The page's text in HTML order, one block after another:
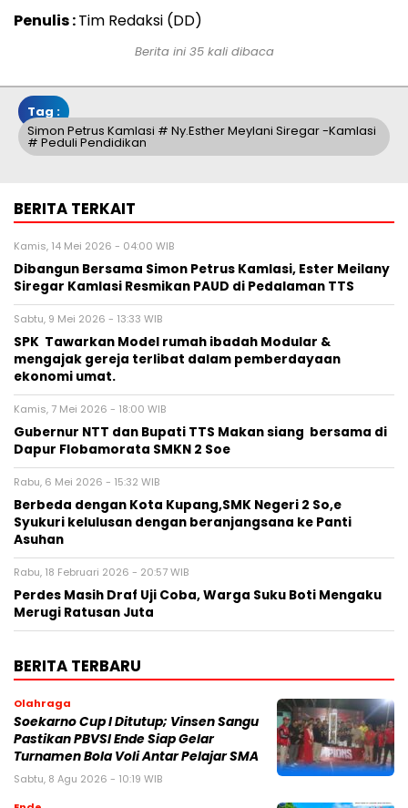
Penulis :Tim Redaksi (DD)
Berita ini 35 kali dibaca
Tag :
Simon Petrus Kamlasi # Ny.Esther Meylani Siregar -Kamlasi
# Peduli Pendidikan
BERITA TERKAIT
Kamis, 14 Mei 2026 - 04:00 WIB
Dibangun Bersama Simon Petrus Kamlasi, Ester Meilany
Siregar Kamlasi Resmikan PAUD di Pedalaman TTS
Sabtu, 9 Mei 2026 - 13:33 WIB
SPK Tawarkan Model rumah ibadah Modular &
mengajak gereja terlibat dalam pemberdayaan
ekonomi umat.
Kamis, 7 Mei 2026 - 18:00 WIB
Gubernur NTT dan Bupati TTS Makan siang bersama di
Dapur Flobamorata SMKN 2 Soe
Rabu, 6 Mei 2026 - 15:32 WIB
Berbeda dengan Kota Kupang,SMK Negeri 2 So,e
Syukuri kelulusan dengan beranjangsana ke Panti
Asuhan
Rabu, 18 Februari 2026 - 20:57 WIB
Perdes Masih Draf Uji Coba, Warga Suku Boti Mengaku
Merugi Ratusan Juta
BERITA TERBARU
Olahraga
Soekarno Cup I Ditutup; Vinsen Sangu
Pastikan PBVSI Ende Siap Gelar
Turnamen Bola Voli Antar Pelajar SMA
Sabtu, 8 Agu 2026 - 10:19 WIB